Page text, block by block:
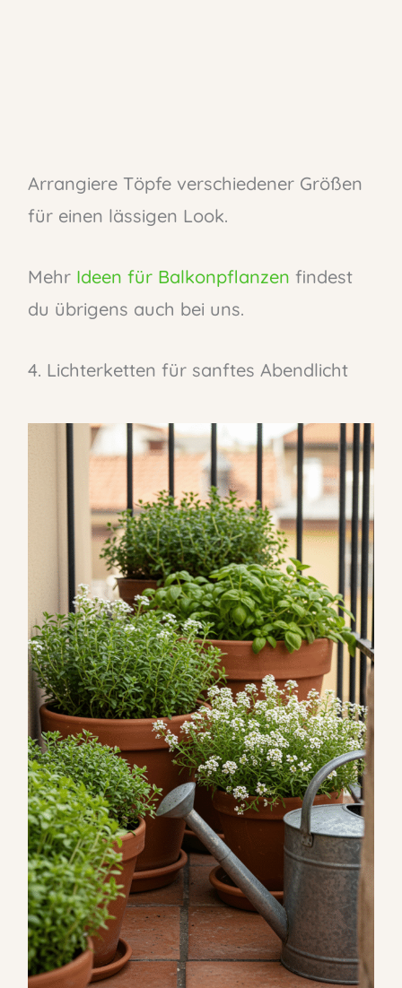
Arrangiere Töpfe verschiedener Größen
für einen lässigen Look.
Mehr Ideen für Balkonpflanzen findest
du übrigens auch bei uns.
4. Lichterketten für sanftes Abendlicht